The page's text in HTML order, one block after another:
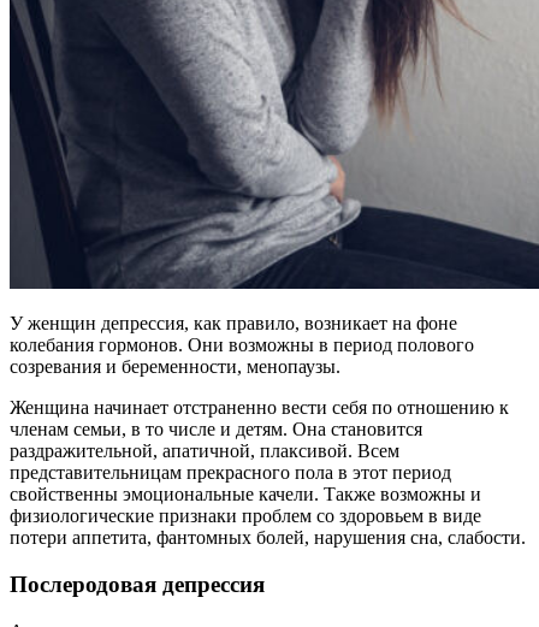
У женщин депрессия, как правило, возникает на фоне
колебания гормонов. Они возможны в период полового
созревания и беременности, менопаузы.
Женщина начинает отстраненно вести себя по отношению к
членам семьи, в то числе и детям. Она становится
раздражительной, апатичной, плаксивой. Всем
представительницам прекрасного пола в этот период
свойственны эмоциональные качели. Также возможны и
физиологические признаки проблем со здоровьем в виде
потери аппетита, фантомных болей, нарушения сна, слабости.
Послеродовая депрессия